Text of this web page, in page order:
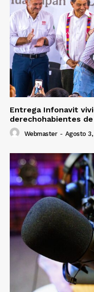
Entrega Infonavit
derechohabientes de
Webmaster - Agosto